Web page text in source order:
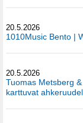
20.5.2026
1010Music Bento |
20.5.2026
Tuomas Metsberg
karttuvat